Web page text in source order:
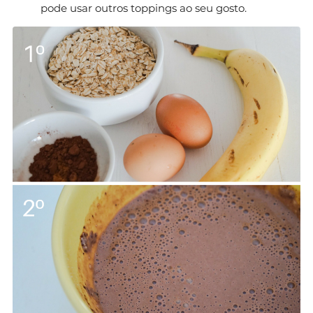
pode usar outros toppings ao seu gosto.